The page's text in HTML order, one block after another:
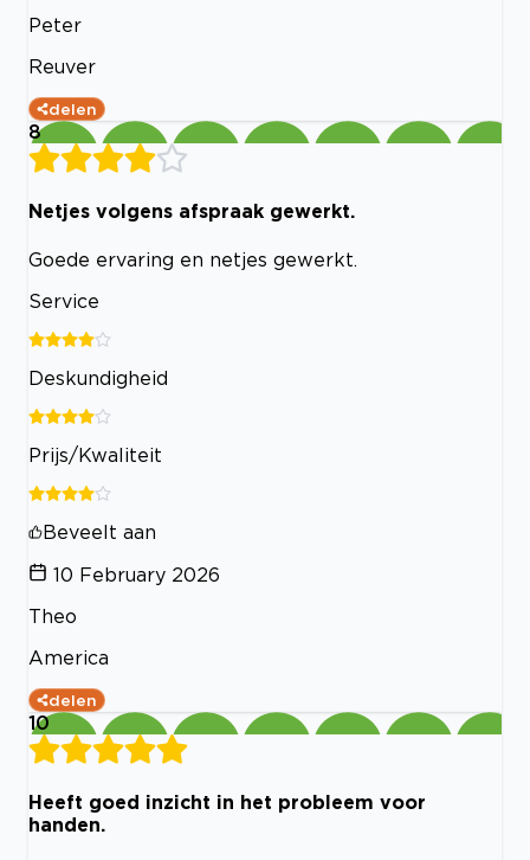
Peter
Reuver
delen
8
Netjes volgens afspraak gewerkt.
Goede ervaring en netjes gewerkt.
Service
Deskundigheid
Prijs/Kwaliteit
Beveelt aan
10 February 2026
Theo
America
delen
10
Heeft goed inzicht in het probleem voor
handen.